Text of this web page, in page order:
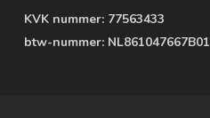
KVK nummer: 77563433
btw-nummer: NL861047667B01